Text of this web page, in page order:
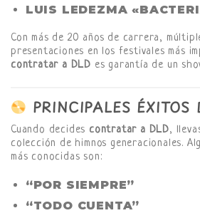
LUIS LEDEZMA
Con más de 20 años de carrera,
presentaciones en los festivales más
contratar a DLD es garantía de un
PRINCIPALES ÉXITOS
Cuando decides contratar a DLD,
colección de himnos generacionales.
más conocidas son:
“POR SIEMPRE”
“TODO CUENTA”